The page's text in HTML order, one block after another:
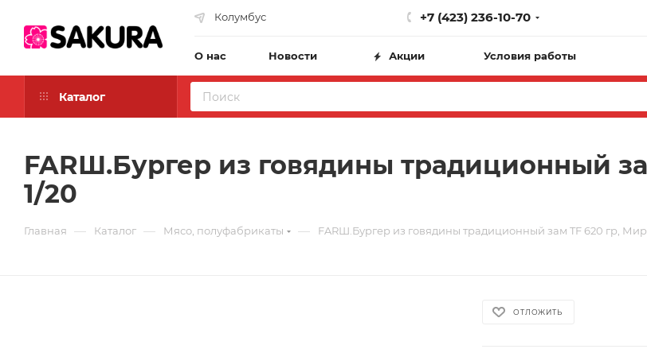
Колумбус +7 (423) 236-10-70
О нас Новости Акции Условия работы
Каталог
FARШ.Бургер из говядины традиционный
1/20
Главная — Каталог — Мясо, полуфабрикаты — FARШ.Бургер из говядины традиционный зам TF 620 гр,
ОТЛОЖИТЬ